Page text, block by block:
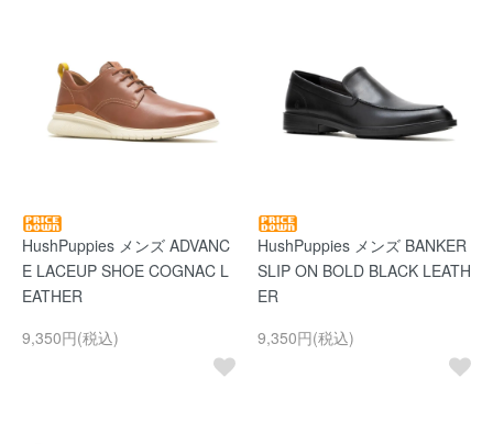
HushPuppies メンズ ADVANC
E LACEUP SHOE COGNAC L
EATHER
9,350円(税込)
HushPuppies メンズ BANKER
SLIP ON BOLD BLACK LEATH
ER
9,350円(税込)